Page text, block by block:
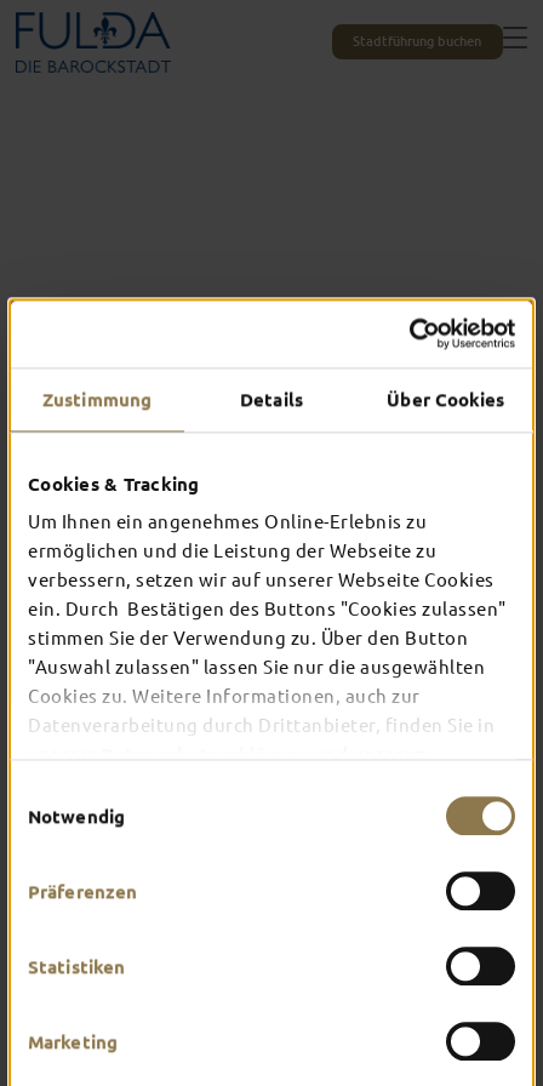
Zustimmung Details Über Cookies
Cookies & Tracking
Um Ihnen ein angenehmes Online-Erlebnis zu
ermöglichen und die Leistung der Webseite zu
verbessern, setzen wir auf unserer Webseite Cookies
ein. Durch Bestätigen des Buttons "Cookies zulassen"
stimmen Sie der Verwendung zu. Über den Button
"Auswahl zulassen" lassen Sie nur die ausgewählten
Cookies zu. Weitere Informationen, auch zur
Datenverarbeitung durch Drittanbieter, finden Sie in
Notwendig
Präferenzen
Statistiken
Marketing
Stadtführung buchen
Das erlebst du nur in Fulda
TOP-EVENTS
In Fulda ist irgendwo immer etwas los: Ob
Konzert, Musical, Erlebnis-Stadtführung oder
Theater – entdecke hier aktuelle Veranstaltungen
und Highlights in und um Fulda.